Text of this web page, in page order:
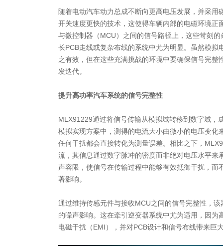
随着电动汽车动力总成不断向更高电压发展，并采用
开关速度更快的技术，这使得车辆内部的电磁环境正
与微控制器（MCU）之间的信号路径上，这些苛刻
长PCB走线或复杂布线的系统中尤为明显。虽然模拟
之有效，但在这些充满挑战的环境中要确保信号完整
发迭代。
提升高功率汽车系统的信号完整性
MLX91229通过将信号传输从模拟域转移到数字域，
模拟实现方案中，测得的电流大小由微小的电压变化
任何干扰都会直接转化为测量误差。相比之下，
流，其信息通过数字脉冲的密度而非绝对电压水平来
声容限，使信号在传输过程中能够有效抵御干扰，而
著影响。
通过维持传感元件与接收MCU之间的信号完整性，
的噪声影响。这在牵引逆变器系统中尤为适用，因为
电磁干扰（EMI），并对PCB设计和信号布线带来巨